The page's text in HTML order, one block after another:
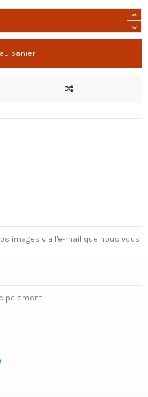
panier
images via l'e-mail que nous vous
paiement :